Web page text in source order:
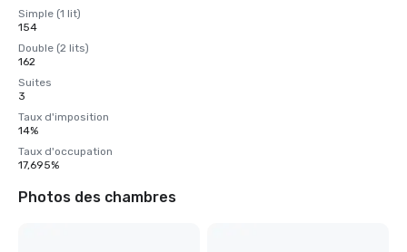
Simple (1 lit)
154
Double (2 lits)
162
Suites
3
Taux d'imposition
14%
Taux d'occupation
17,695%
Photos des chambres